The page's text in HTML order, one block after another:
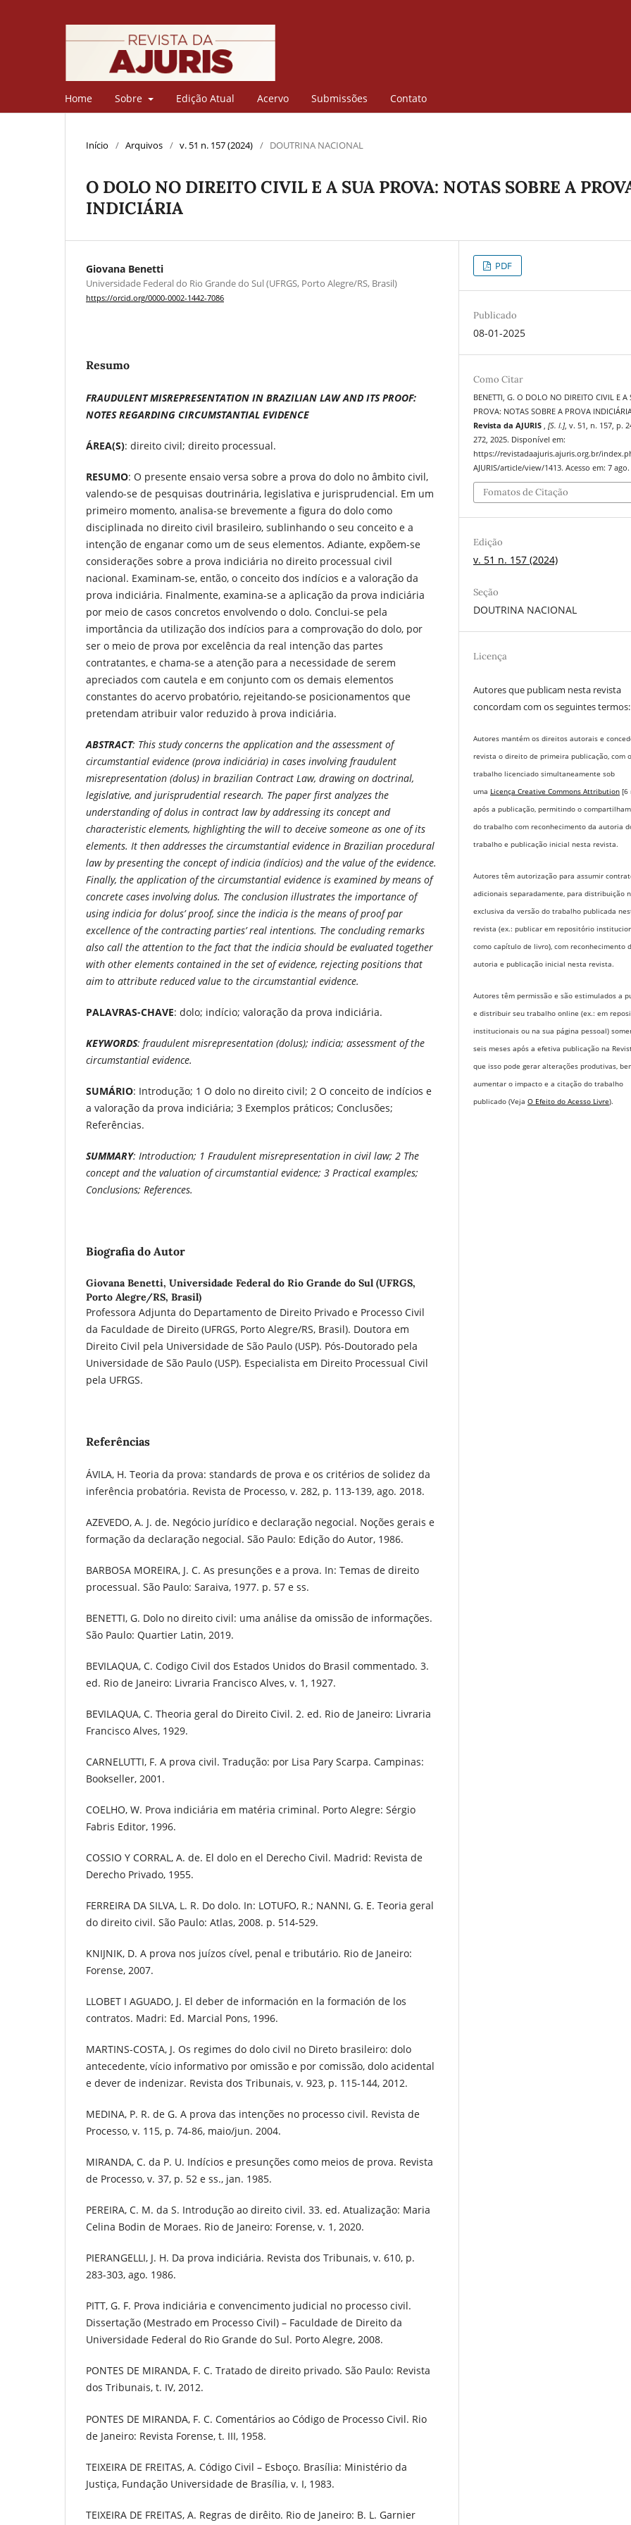
Home Sobre Edição Atual Acervo Submissões Contato
Início / Arquivos / v. 51 n. 157 (2024) / DOUTRINA NACIONAL
O DOLO NO DIREITO CIVIL E A SUA PROVA: NOTAS SOBRE A
INDICIÁRIA
Giovana Benetti
Universidade Federal do Rio Grande do Sul (UFRGS, Porto Alegre/RS, Brasil)
https://orcid.org/0000-0002-1442-7086
Resumo
FRAUDULENT MISREPRESENTATION IN BRAZILIAN LAW AND ITS PROOF:
NOTES REGARDING CIRCUMSTANTIAL EVIDENCE
ÁREA(S): direito civil; direito processual.
RESUMO: O presente ensaio versa sobre a prova do dolo no âmbito civil,
valendo-se de pesquisas doutrinária, legislativa e jurisprudencial. Em um
primeiro momento, analisa-se brevemente a figura do dolo como
disciplinada no direito civil brasileiro, sublinhando o seu conceito e a
intenção de enganar como um de seus elementos. Adiante, expõem-se
considerações sobre a prova indiciária no direito processual civil
nacional. Examinam-se, então, o conceito dos indícios e a valoração da
prova indiciária. Finalmente, examina-se a aplicação da prova indiciária
por meio de casos concretos envolvendo o dolo. Conclui-se pela
importância da utilização dos indícios para a comprovação do dolo, por
ser o meio de prova por excelência da real intenção das partes
contratantes, e chama-se a atenção para a necessidade de serem
apreciados com cautela e em conjunto com os demais elementos
constantes do acervo probatório, rejeitando-se posicionamentos que
pretendam atribuir valor reduzido à prova indiciária.
ABSTRACT: This study concerns the application and the assessment of
circumstantial evidence (prova indiciária) in cases involving fraudulent
misrepresentation (dolus) in brazilian Contract Law, drawing on doctrinal,
legislative, and jurisprudential research. The paper first analyzes the
understanding of dolus in contract law by addressing its concept and
characteristic elements, highlighting the will to deceive someone as one of its
elements. It then addresses the circumstantial evidence in Brazilian procedural
law by presenting the concept of indicia (indícios) and the value of the evidence.
Finally, the application of the circumstantial evidence is examined by means of
concrete cases involving dolus. The conclusion illustrates the importance of
using indicia for dolus’ proof, since the indicia is the means of proof par
excellence of the contracting parties’ real intentions. The concluding remarks
also call the attention to the fact that the indicia should be evaluated together
with other elements contained in the set of evidence, rejecting positions that
aim to attribute reduced value to the circumstantial evidence.
PALAVRAS-CHAVE: dolo; indício; valoração da prova indiciária.
KEYWORDS: fraudulent misrepresentation (dolus); indicia; assessment of the
circumstantial evidence.
SUMÁRIO: Introdução; 1 O dolo no direito civil; 2 O conceito de indícios e
a valoração da prova indiciária; 3 Exemplos práticos; Conclusões;
Referências.
SUMMARY: Introduction; 1 Fraudulent misrepresentation in civil law; 2 The
concept and the valuation of circumstantial evidence; 3 Practical examples;
Conclusions; References.
Biografia do Autor
Giovana Benetti, Universidade Federal do Rio Grande do Sul (UFRGS,
Porto Alegre/RS, Brasil)
Professora Adjunta do Departamento de Direito Privado e Processo Civil
da Faculdade de Direito (UFRGS, Porto Alegre/RS, Brasil). Doutora em
Direito Civil pela Universidade de São Paulo (USP). Pós-Doutorado pela
Universidade de São Paulo (USP). Especialista em Direito Processual Civil
pela UFRGS.
Referências
ÁVILA, H. Teoria da prova: standards de prova e os critérios de solidez da
inferência probatória. Revista de Processo, v. 282, p. 113-139, ago. 2018.
AZEVEDO, A. J. de. Negócio jurídico e declaração negocial. Noções gerais e
formação da declaração negocial. São Paulo: Edição do Autor, 1986.
BARBOSA MOREIRA, J. C. As presunções e a prova. In: Temas de direito
processual. São Paulo: Saraiva, 1977. p. 57 e ss.
BENETTI, G. Dolo no direito civil: uma análise da omissão de informações.
São Paulo: Quartier Latin, 2019.
BEVILAQUA, C. Codigo Civil dos Estados Unidos do Brasil commentado. 3.
ed. Rio de Janeiro: Livraria Francisco Alves, v. 1, 1927.
BEVILAQUA, C. Theoria geral do Direito Civil. 2. ed. Rio de Janeiro: Livraria
Francisco Alves, 1929.
CARNELUTTI, F. A prova civil. Tradução: por Lisa Pary Scarpa. Campinas:
Bookseller, 2001.
COELHO, W. Prova indiciária em matéria criminal. Porto Alegre: Sérgio
Fabris Editor, 1996.
COSSIO Y CORRAL, A. de. El dolo en el Derecho Civil. Madrid: Revista de
Derecho Privado, 1955.
FERREIRA DA SILVA, L. R. Do dolo. In: LOTUFO, R.; NANNI, G. E. Teoria geral
do direito civil. São Paulo: Atlas, 2008. p. 514-529.
KNIJNIK, D. A prova nos juízos cível, penal e tributário. Rio de Janeiro:
Forense, 2007.
LLOBET I AGUADO, J. El deber de información en la formación de los
contratos. Madri: Ed. Marcial Pons, 1996.
MARTINS-COSTA, J. Os regimes do dolo civil no Direto brasileiro: dolo
antecedente, vício informativo por omissão e por comissão, dolo acidental
e dever de indenizar. Revista dos Tribunais, v. 923, p. 115-144, 2012.
MEDINA, P. R. de G. A prova das intenções no processo civil. Revista de
Processo, v. 115, p. 74-86, maio/jun. 2004.
MIRANDA, C. da P. U. Indícios e presunções como meios de prova. Revista
de Processo, v. 37, p. 52 e ss., jan. 1985.
PEREIRA, C. M. da S. Introdução ao direito civil. 33. ed. Atualização: Maria
Celina Bodin de Moraes. Rio de Janeiro: Forense, v. 1, 2020.
PIERANGELLI, J. H. Da prova indiciária. Revista dos Tribunais, v. 610, p.
283-303, ago. 1986.
PITT, G. F. Prova indiciária e convencimento judicial no processo civil.
Dissertação (Mestrado em Processo Civil) – Faculdade de Direito da
Universidade Federal do Rio Grande do Sul. Porto Alegre, 2008.
PONTES DE MIRANDA, F. C. Tratado de direito privado. São Paulo: Revista
dos Tribunais, t. IV, 2012.
PONTES DE MIRANDA, F. C. Comentários ao Código de Processo Civil. Rio
de Janeiro: Revista Forense, t. III, 1958.
TEIXEIRA DE FREITAS, A. Código Civil – Esboço. Brasília: Ministério da
Justiça, Fundação Universidade de Brasília, v. I, 1983.
TEIXEIRA DE FREITAS, A. Regras de dirêito. Rio de Janeiro: B. L. Garnier
PDF
Publicado
08-01-2025
Como Citar
BENETTI, G. O DOLO NO DIREITO CIVIL E A
PROVA: NOTAS SOBRE A PROVA
Revista da AJURIS,[S. l.], v. 51, n. 157, p.
272, 2025. Disponível em:
https://revistadaajuris.ajuris.org.br/
AJURIS/article/view/1413. Acesso em: 7 ago.
Fomatos de Citação
Edição
v. 51 n. 157 (2024)
Seção
DOUTRINA NACIONAL
Licença
Autores que publicam nesta revista
concordam com os seguintes termos:
Autores mantém os direitos autorais e
revista o direito de primeira publicação, com o
trabalho licenciado simultaneamente sob
uma Licença Creative Commons Attribution [6
após a publicação, permitindo o
do trabalho com reconhecimento da autoria
trabalho e publicação inicial nesta revista.
Autores têm autorização para assumir
adicionais separadamente, para distribuição
exclusiva da versão do trabalho publicada
revista (ex.: publicar em repositório
como capítulo de livro), com reconhecimento
autoria e publicação inicial nesta revista.
Autores têm permissão e são estimulados a
e distribuir seu trabalho online (ex.: em
institucionais ou na sua página pessoal)
seis meses após a efetiva publicação na
que isso pode gerar alterações produtivas,
aumentar o impacto e a citação do trabalho
publicado (VejaO Efeito do Acesso Livre).